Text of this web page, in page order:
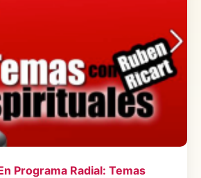
Programa Radial: Temas